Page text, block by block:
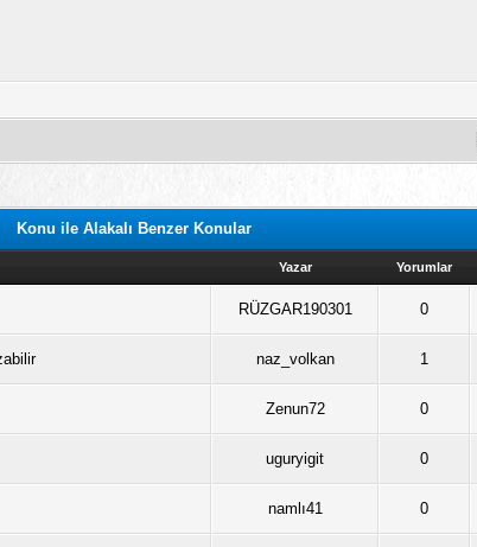
Konu ile Alakalı Benzer Konular
Yazar Yorumlar
RÜZGAR190301 0
naz_volkan 1
Zenun72 0
uguryigit 0
namlı41 0